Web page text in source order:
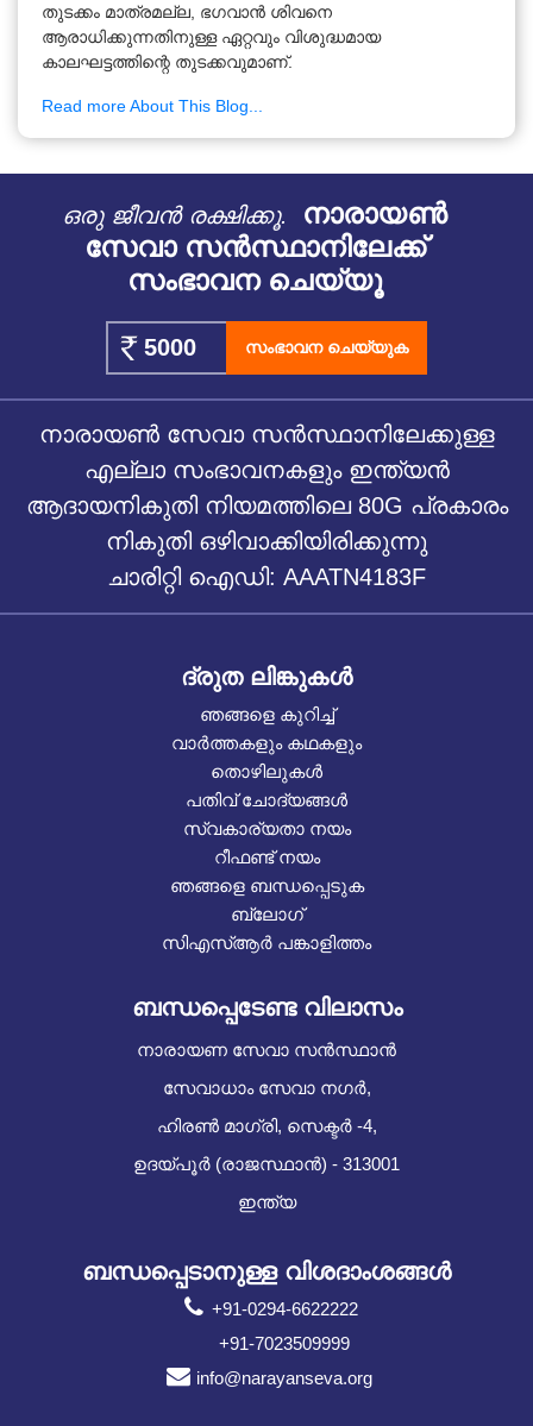
തുടക്കം മാത്രമല്ല, ഭഗവാൻ ശിവനെ
ആരാധിക്കുന്നതിനുള്ള ഏറ്റവും വിശുദ്ധമായ
കാലഘട്ടത്തിന്റെ തുടക്കവുമാണ്.
Read more About This Blog...
ഒരു ജീവൻ രക്ഷിക്കൂ.
നാരായൺ
സേവാ സൻസ്ഥാനിലേക്ക്
സംഭാവന ചെയ്യൂ
സംഭാവന ചെയ്യുക
നാരായൺ സേവാ സൻസ്ഥാനിലേക്കുള്ള
എല്ലാ സംഭാവനകളും ഇന്ത്യൻ
ആദായനികുതി നിയമത്തിലെ 80G പ്രകാരം
നികുതി ഒഴിവാക്കിയിരിക്കുന്നു
ചാരിറ്റി ഐഡി: AAATN4183F
ദ്രുത ലിങ്കുകൾ
ഞങ്ങളെ കുറിച്ച്
വാർത്തകളും കഥകളും
തൊഴിലുകൾ
പതിവ് ചോദ്യങ്ങൾ
സ്വകാര്യതാ നയം
റീഫണ്ട് നയം
ഞങ്ങളെ ബന്ധപ്പെടുക
ബ്ലോഗ്
സിഎസ്ആർ പങ്കാളിത്തം
ബന്ധപ്പെടേണ്ട വിലാസം
നാരായണ സേവാ സൻസ്ഥാൻ
സേവാധാം സേവാ നഗർ,
ഹിരൺ മാഗ്രി, സെക്ടർ -4,
ഉദയ്പൂർ (രാജസ്ഥാൻ) - 313001
ഇന്ത്യ
ബന്ധപ്പെടാനുള്ള വിശദാംശങ്ങൾ
+91-0294-6622222
+91-7023509999
info@narayanseva.org